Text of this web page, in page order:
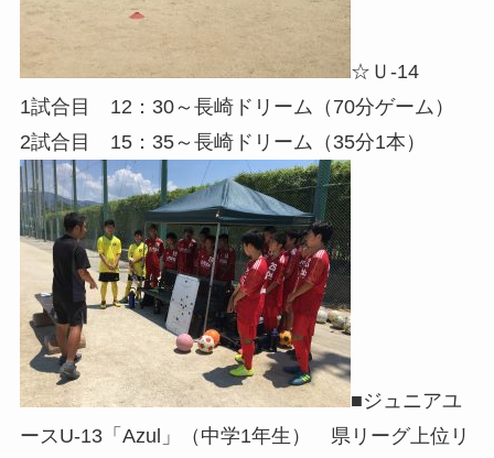
☆Ｕ-14
1試合目 12：30～長崎ドリーム（70分ゲーム）
2試合目 15：35～長崎ドリーム（35分1本）
■ジュニアユ
ースU-13「Azul」（中学1年生） 県リーグ上位リ